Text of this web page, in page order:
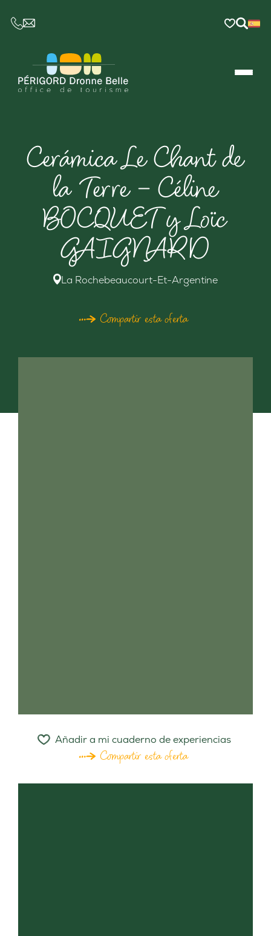
CE LIEN OUVRIRA VOTRE LOGICIEL DE
Cerámica Le Chant de
la Terre – Céline
BOCQUET y Loïc
GAIGNARD
La Rochebeaucourt-Et-Argentine
Compartir esta oferta
Añadir a mi cuaderno de experiencias
Compartir esta oferta